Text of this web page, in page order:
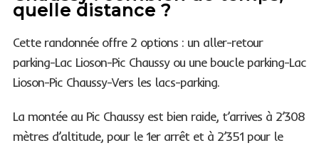
quelle distance ?
Cette randonnée offre 2 options : un aller-retour
parking-Lac Lioson-Pic Chaussy ou une boucle parking-Lac
Lioson-Pic Chaussy-Vers les lacs-parking.
La montée au Pic Chaussy est bien raide, t’arrives à 2’308
mètres d’altitude, pour le 1er arrêt et à 2’351 pour le
S